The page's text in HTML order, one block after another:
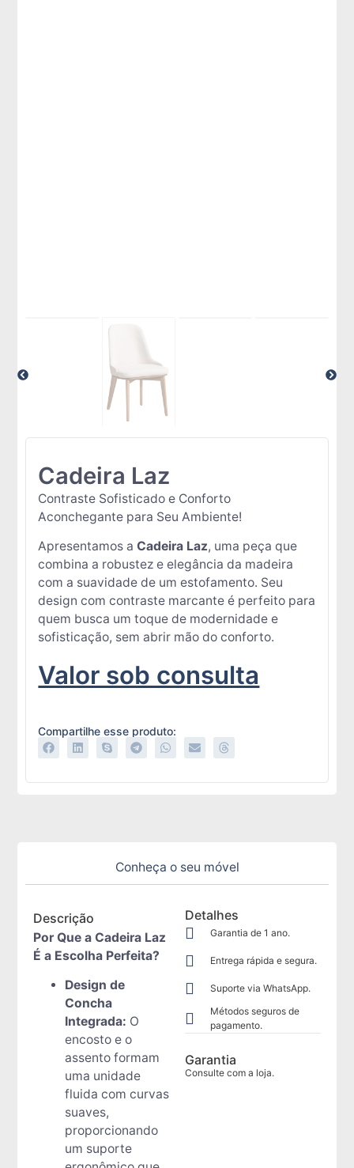
Cadeira Laz
Contraste Sofisticado e Conforto
Aconchegante para Seu Ambiente!
Apresentamos aCadeira Laz, uma peça que
combina a robustez e elegância da madeira
com a suavidade de um estofamento. Seu
design com contraste marcante é perfeito para
quem busca um toque de modernidade e
sofisticação, sem abrir mão do conforto.
Valor sob consulta
Compartilhe esse produto:
Conheça o seu móvel
Descrição
Por Que a Cadeira Laz
É a Escolha Perfeita?
Design de
Concha
Integrada: O
encosto e o
assento formam
uma unidade
fluida com curvas
suaves,
proporcionando
um suporte
Detalhes
Garantia de 1 ano.
Entrega rápida e segura.
Suporte via WhatsApp.
Métodos seguros de
pagamento.
Garantia
Consulte com a loja.